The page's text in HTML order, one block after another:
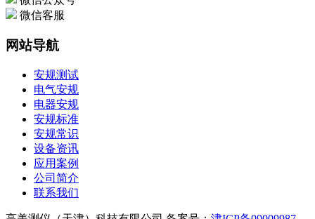
微信客服
网站导航
安规测试
电气安规
电器安规
安规标准
安规常识
设备资讯
应用案例
公司简介
联系我们